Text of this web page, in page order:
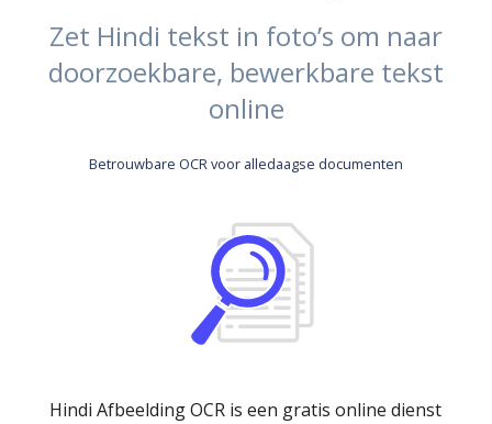
Zet Hindi tekst in foto’s om naar
doorzoekbare, bewerkbare tekst
online
Betrouwbare OCR voor alledaagse documenten
Hindi Afbeelding OCR is een gratis online dienst